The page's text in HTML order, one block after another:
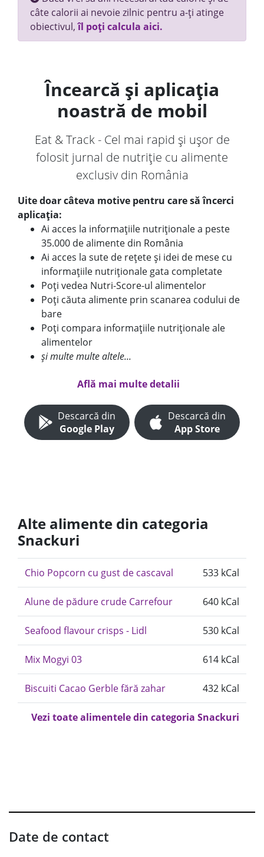
câte calorii ai nevoie zilnic pentru a-ți atinge
obiectivul,îl poți calcula aici.
Încearcă și aplicația
noastră de mobil
Eat & Track - Cel mai rapid și ușor de
folosit jurnal de nutriție cu alimente
exclusiv din România
Uite doar câteva motive pentru care să încerci
aplicația:
Ai acces la informațiile nutriționale a peste
35.000 de alimente din România
Ai acces la sute de rețete și idei de mese cu
informațiile nutriționale gata completate
Poți vedea Nutri-Score-ul alimentelor
Poți căuta alimente prin scanarea codului de
bare
Poți compara informațiile nutriționale ale
alimentelor
și multe multe altele...
Află mai multe detalii
Descarcă din
Google Play
Descarcă din
App Store
Alte alimente din categoria
Snackuri
Chio Popcorn cu gust de cascaval 533 kCal
Alune de pădure crude Carrefour 640 kCal
Seafood flavour crisps - Lidl 530 kCal
Mix Mogyi 03 614 kCal
Biscuiti Cacao Gerble fără zahar 432 kCal
Vezi toate alimentele din categoria Snackuri
Date de contact